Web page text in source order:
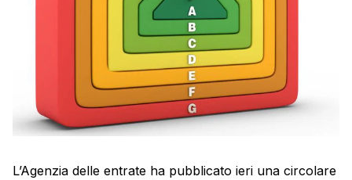
L’Agenzia delle entrate ha pubblicato ieri una circolare